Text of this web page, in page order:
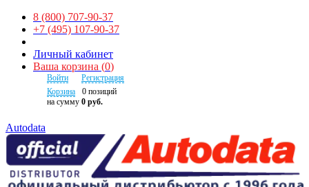
8 (800) 707-90-37
+7 (495) 107-90-37
Личный кабинет
Ваша корзина (0)
Войти
Регистрация
Корзина
0 позиций
на сумму 0 руб.
Autodata